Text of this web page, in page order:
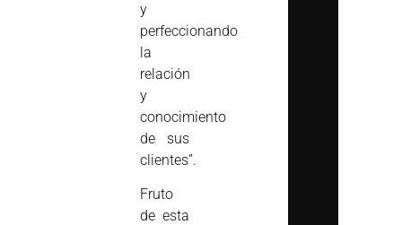
y
perfeccionando
la
relación
y
conocimiento
de sus
clientes”.
Fruto
de esta